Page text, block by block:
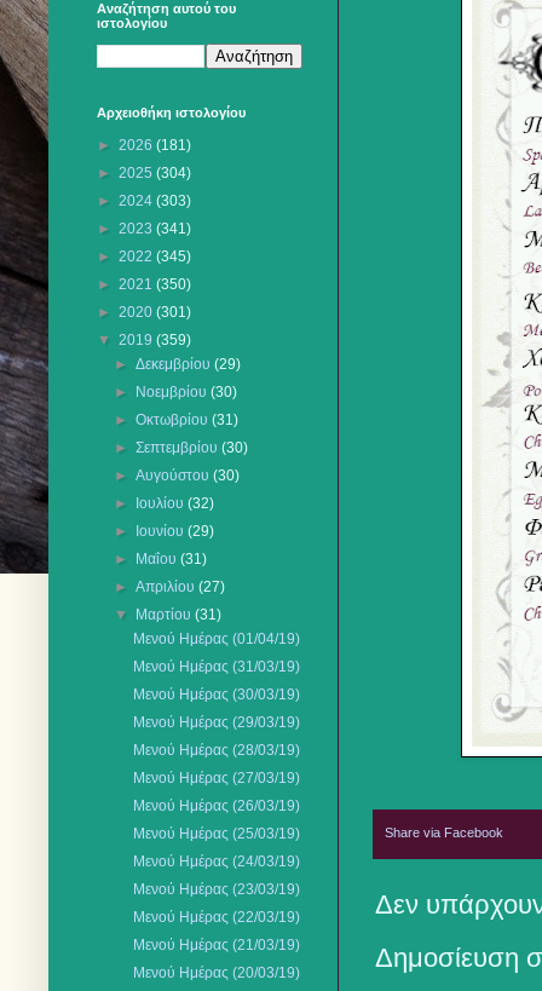
Share via Facebook
Δεν
Δημοσίευση
Αναζήτηση αυτού του
ιστολογίου
Αρχειοθήκη ιστολογίου
► 2026 (181)
► 2025 (304)
► 2024 (303)
► 2023 (341)
► 2022 (345)
► 2021 (350)
► 2020 (301)
▼ 2019 (359)
►Δεκεμβρίου(29)
►
Νοεμβρίου(30)
►Οκτωβρίου(31)
►Σεπτεμβρίου(30)
►Αυγούστου(30)
►
Ιουλίου(32)
►
Ιουνίου(29)
►
Μαΐου(31)
►Απριλίου(27)
▼
Μαρτίου(31)
Μενού Ημέρας (01/04/19)
Μενού Ημέρας (31/03/19)
Μενού Ημέρας (30/03/19)
Μενού Ημέρας (29/03/19)
Μενού Ημέρας (28/03/19)
Μενού Ημέρας (27/03/19)
Μενού Ημέρας (26/03/19)
Μενού Ημέρας (25/03/19)
Μενού Ημέρας (24/03/19)
Μενού Ημέρας (23/03/19)
Μενού Ημέρας (22/03/19)
Μενού Ημέρας (21/03/19)
Μενού Ημέρας (20/03/19)